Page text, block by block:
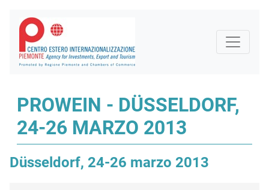
PROWEIN - DÜSSELDORF,
24-26 MARZO 2013
Düsseldorf, 24-26 marzo 2013